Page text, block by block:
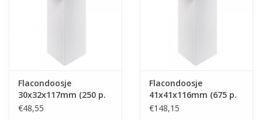
Flacondoosje
30x32x117mm (250 p.
doos) Art. 472
€48,55
Flacondoosje
41x41x116mm (675 p.
doos) Art. 473
€148,15